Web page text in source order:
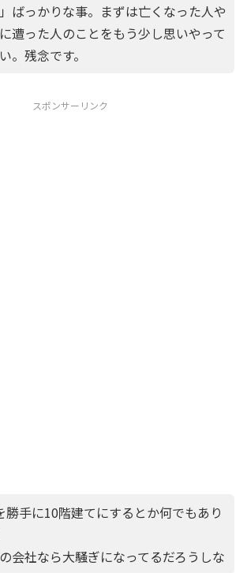
ばっかりな事。まずは亡くなった人や
遭った人のことをもう少し思いやって
。残念です。
スポンサーリンク
勝手に10階建てにするとか何でもあり
会社なら大騒ぎになってるだろうしな